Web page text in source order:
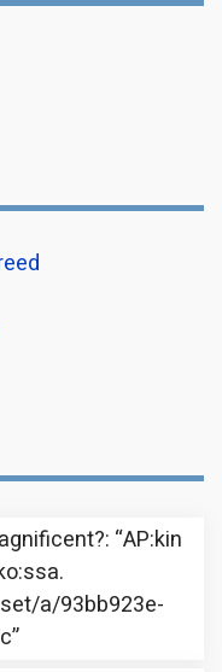
: “AP:kin
a/93bb923e-
”